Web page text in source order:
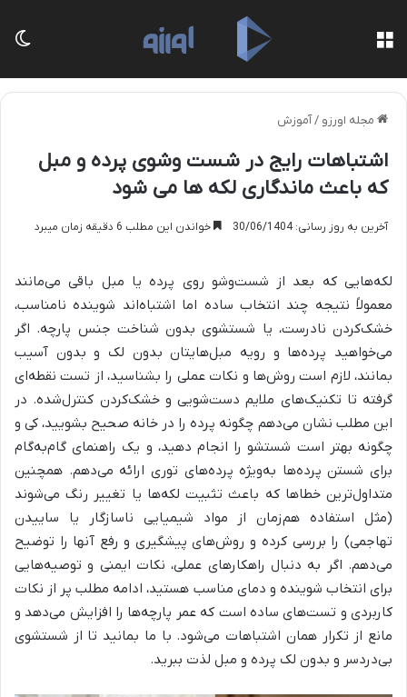
مجله اورزو /آموزش
اشتباهات رایج در شست وشوی پرده و مبل
که باعث ماندگاری لکه ها می شود
آخرین به روز رسانی: 30/06/1404 خواندن این مطلب 6 دقیقه زمان میبرد
لکه‌هایی که بعد از شست‌وشو روی پرده یا مبل باقی می‌مانند
معمولاً نتیجه چند انتخاب ساده اما اشتباه‌اند شوینده نامناسب،
خشک‌کردن نادرست، یا شستشوی بدون شناخت جنس پارچه. اگر
می‌خواهید پرده‌ها و رویه مبل‌هایتان بدون لک و بدون آسیب
بمانند، لازم است روش‌ها و نکات عملی را بشناسید، از تست نقطه‌ای
گرفته تا تکنیک‌های ملایم دست‌شویی و خشک‌کردن کنترل‌شده. در
این مطلب نشان می‌دهم چگونه پرده را در خانه صحیح بشویید، کی و
چگونه بهتر است شستشو را انجام دهید، و یک راهنمای گام‌به‌گام
برای شستن پرده‌ها به‌ویژه پرده‌های توری ارائه می‌دهم. همچنین
متداول‌ترین خطاها که باعث تثبیت لکه‌ها یا تغییر رنگ می‌شوند
(مثل استفاده هم‌زمان از مواد شیمیایی ناسازگار یا ساییدن
تهاجمی) را بررسی کرده و روش‌های پیشگیری و رفع آنها را توضیح
می‌دهم. اگر به دنبال راهکارهای عملی، نکات ایمنی و توصیه‌هایی
برای انتخاب شوینده و دمای مناسب هستید، ادامه مطلب پر از نکات
کاربردی و تست‌های ساده است که عمر پارچه‌ها را افزایش می‌دهد و
مانع از تکرار همان اشتباهات می‌شود. با ما بمانید تا از شستشوی
بی‌دردسر و بدون لک پرده و مبل لذت ببرید.